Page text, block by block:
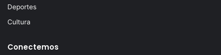
Deportes
Cultura
Conectemos